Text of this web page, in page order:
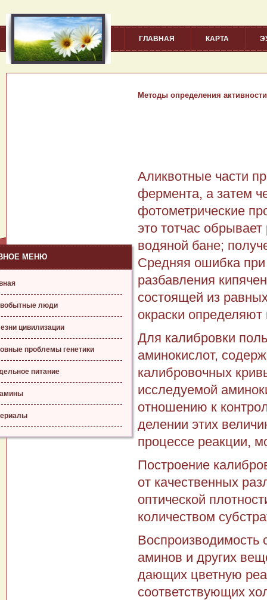
ГЛАВНАЯ КАРТА
МЕНЮ
люди
цивилизации
проблемы генетики
питание
Методы определения
Аликвотные части
фермента, а затем
фотометрические
это тотчас
водяной бане;
Средняя ошибка при
разбавления
состоящей из
окраски
Для калибровки
аминокислот,
калибровочных
исследуемой
отношению к
делении этих
процессе реакции,
Построение
от качественных
оптической
количеством
аминов и других
дающих цветную
соответствующих